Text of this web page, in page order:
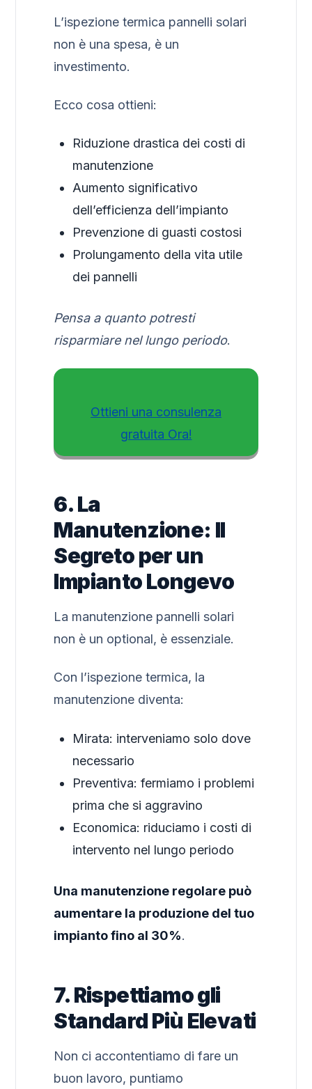
L’ispezione termica pannelli solari
non è una spesa, è un
investimento.
Ecco cosa ottieni:
Riduzione drastica dei costi di
manutenzione
Aumento significativo
dell’efficienza dell’impianto
Prevenzione di guasti costosi
Prolungamento della vita utile
dei pannelli
Pensa a quanto potresti
risparmiare nel lungo periodo.
Ottieni una consulenza
gratuita Ora!
6. La
Manutenzione: Il
Segreto per un
Impianto Longevo
La manutenzione pannelli solari
non è un optional, è essenziale.
Con l’ispezione termica, la
manutenzione diventa:
Mirata: interveniamo solo dove
necessario
Preventiva: fermiamo i problemi
prima che si aggravino
Economica: riduciamo i costi di
intervento nel lungo periodo
Una manutenzione regolare può
aumentare la produzione del tuo
impianto fino al 30%.
7. Rispettiamo gli
Standard Più Elevati
Non ci accontentiamo di fare un
buon lavoro, puntiamo